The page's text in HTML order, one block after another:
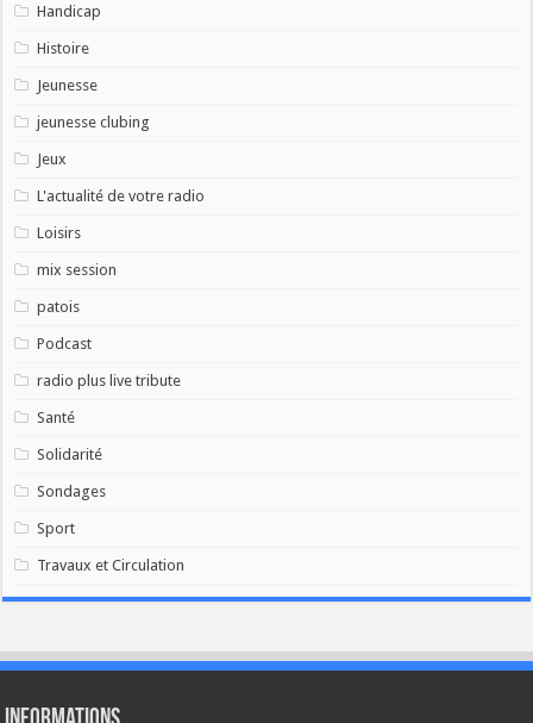
Handicap
Histoire
Jeunesse
jeunesse clubing
Jeux
L'actualité de votre radio
Loisirs
mix session
patois
Podcast
radio plus live tribute
Santé
Solidarité
Sondages
Sport
Travaux et Circulation